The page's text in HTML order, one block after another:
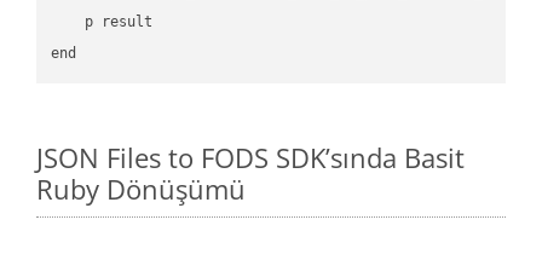
    p result
JSON Files to FODS SDK’sında Basit
Ruby Dönüşümü